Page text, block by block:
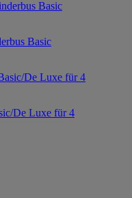
Basic
De Luxe für 4